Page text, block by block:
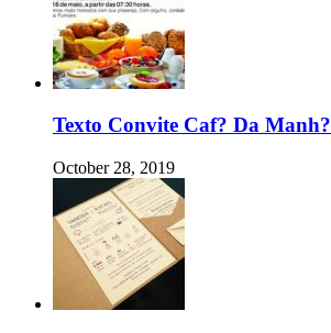
Texto Convite Caf? Da Manh?
October 28, 2019